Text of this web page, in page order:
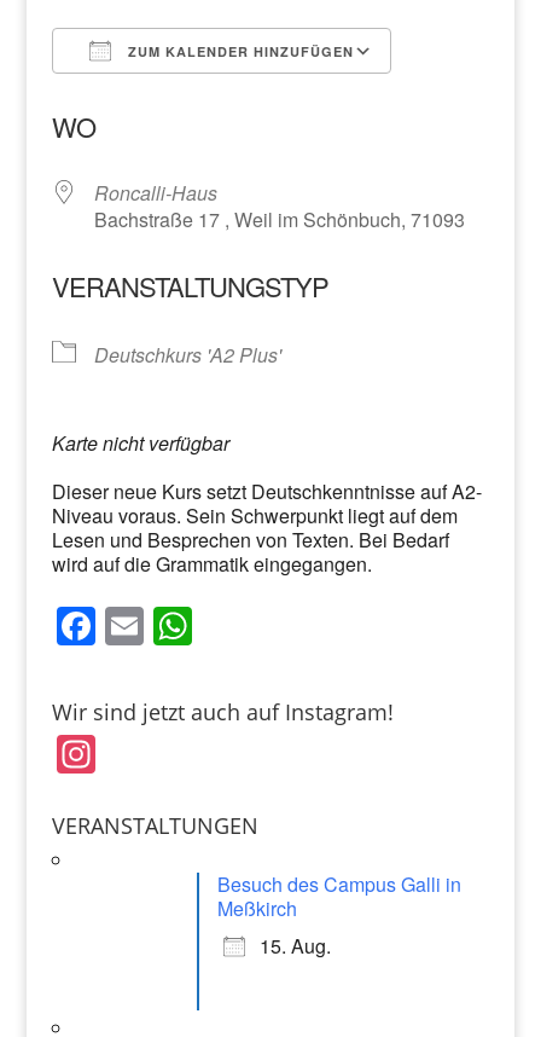
ZUM KALENDER HINZUFÜGEN
WO
Roncalli-Haus
Bachstraße 17 , Weil im Schönbuch, 71093
VERANSTALTUNGSTYP
Deutschkurs 'A2 Plus'
Karte nicht verfügbar
Dieser neue Kurs setzt Deutschkenntnisse auf A2-
Niveau voraus. Sein Schwerpunkt liegt auf dem
Lesen und Besprechen von Texten. Bei Bedarf
wird auf die Grammatik eingegangen.
F
c
e
b
o
E
ai
l
W
at
p
Wir sind jetzt auch auf Instagram!
In
a
VERANSTALTUNGEN
Besuch des Campus Galli in
Meßkirch
15. Aug.